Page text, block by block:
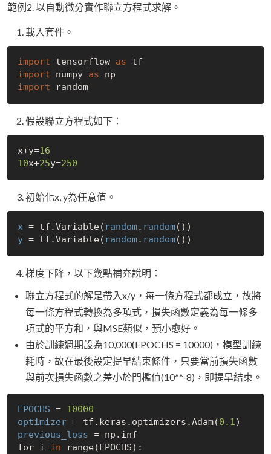
範例2. 以自動微分實作聯立方程式求解。
載入套件。
import tensorflow as
import numpy as
import
random
假設聯立方程式如下：
x+y=16
10x+25y=250
初始化x, y為任意值。
x = tf.Variable( random. random
y = tf.Variable( random. random
梯度下降，以下幾點補充說明：
聯立方程式的解是帶入x/y，每一條方程式都成立，故將
每一條方程式轉換為多項式，損失函數定義為每一條多
項式的平方和，與MSE類似，預小愈好。
由於訓練週期設為10,000(EPOCHS = 10000)，模型訓練
耗時，故在最後設定提早結束條件，只要當前損失函數
與前次損失函數之差小於門檻值(10**-8)，即提早結束。
EPOCHS = 10000
optimizer = tf.keras.optimizers.Adam(0.1
previous_loss = np.inf
for i in range(EPOCHS):